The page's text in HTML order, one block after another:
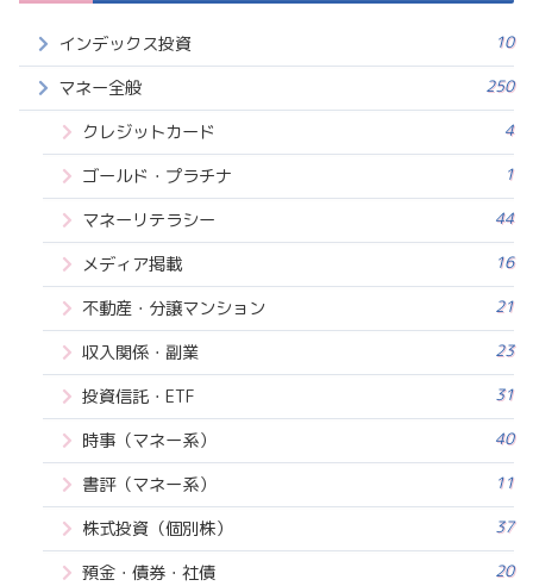
インデックス投資 10
マネー全般 250
クレジットカード 4
ゴールド・プラチナ 1
マネーリテラシー 44
メディア掲載 16
不動産・分譲マンション 21
収入関係・副業 23
投資信託・ETF 31
時事（マネー系） 40
書評（マネー系） 11
株式投資（個別株） 37
預金・債券・社債 20